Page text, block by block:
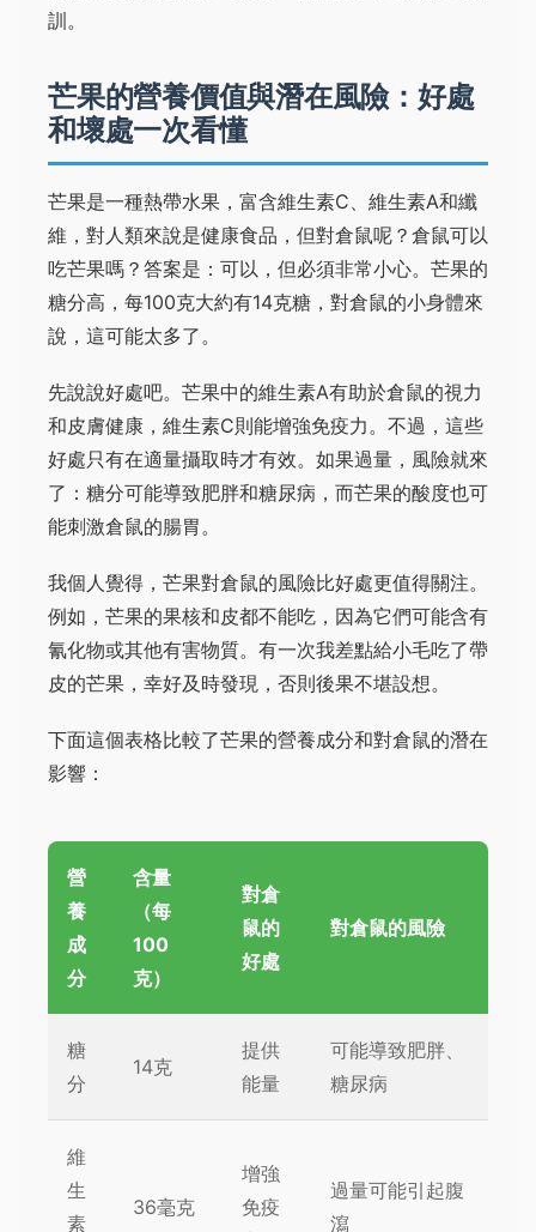
訓。
芒果的營養價值與潛在風險：好處
和壞處一次看懂
芒果是一種熱帶水果，富含維生素C、維生素A和纖
維，對人類來說是健康食品，但對倉鼠呢？倉鼠可以
吃芒果嗎？答案是：可以，但必須非常小心。芒果的
糖分高，每100克大約有14克糖，對倉鼠的小身體來
說，這可能太多了。
先說說好處吧。芒果中的維生素A有助於倉鼠的視力
和皮膚健康，維生素C則能增強免疫力。不過，這些
好處只有在適量攝取時才有效。如果過量，風險就來
了：糖分可能導致肥胖和糖尿病，而芒果的酸度也可
能刺激倉鼠的腸胃。
我個人覺得，芒果對倉鼠的風險比好處更值得關注。
例如，芒果的果核和皮都不能吃，因為它們可能含有
氰化物或其他有害物質。有一次我差點給小毛吃了帶
皮的芒果，幸好及時發現，否則後果不堪設想。
下面這個表格比較了芒果的營養成分和對倉鼠的潛在
影響：
營
養
成
分
含量
（每
100
克）
對倉
鼠的
好處
對倉鼠的風險
糖
分
14克
提供
能量
可能導致肥胖、
糖尿病
維
生
素
36毫克
增強
免疫
過量可能引起腹
瀉